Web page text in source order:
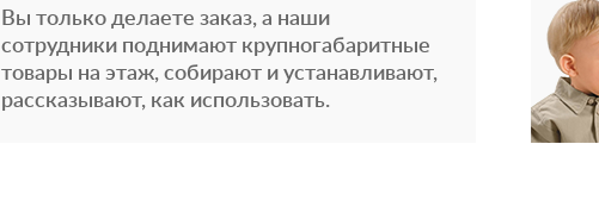
Вы только делаете заказ, а наши
сотрудники поднимают крупногабаритные
товары на этаж, собирают и устанавливают,
рассказывают, как использовать.